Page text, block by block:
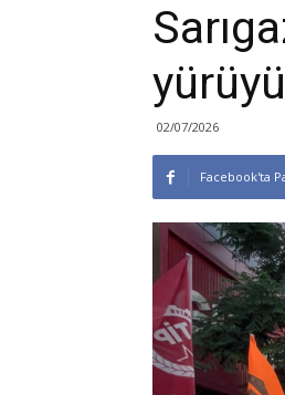
02/07/2026
Facebook'ta